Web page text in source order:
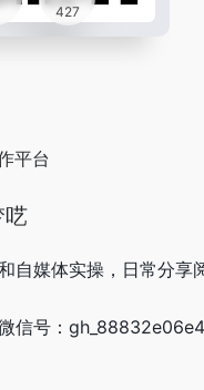
427 OpenIAPI，
呓
自媒体实操，日常分享
信号：